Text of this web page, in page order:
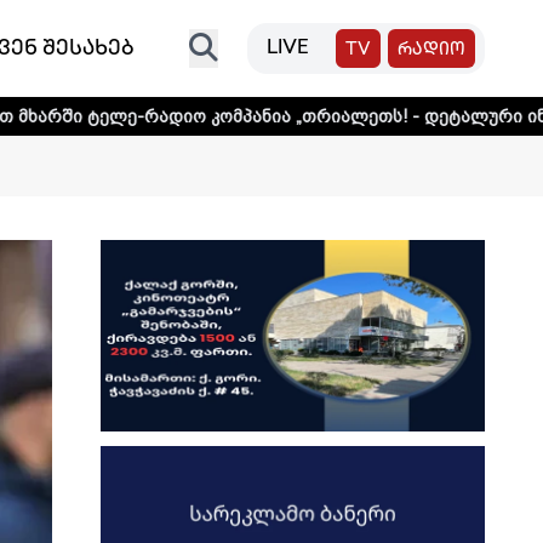
შესახებ LIVE TV რადიო
კომპანია „თრიალეთს! - დეტალური